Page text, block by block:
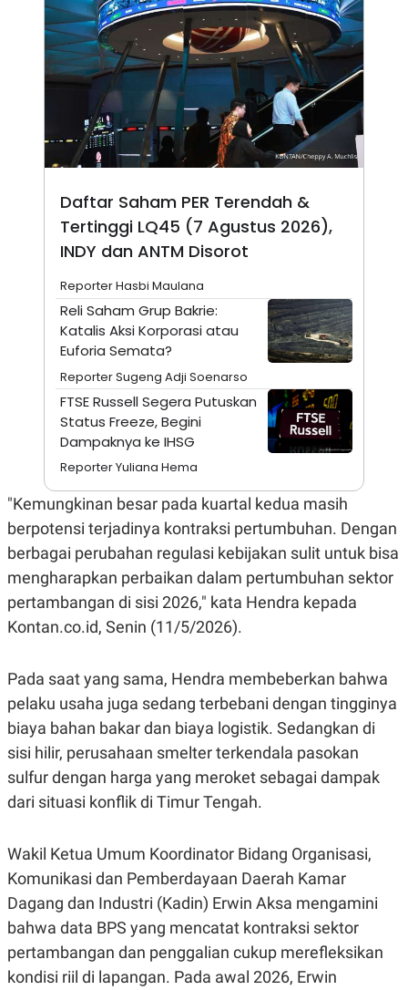
KANAL
A
K
O
N
A
N
T
V
L
I
P
U
S
JARINGAN
O
N
T
A
A
D
E
M
R
E
S
S
E
A
S
E
I
D
L
A
N
K
I
N
Daftar Saham PER Terendah &
Tertinggi LQ45 (7 Agustus 2026),
INDY dan ANTM Disorot
Reporter Hasbi Maulana
Reli Saham Grup Bakrie:
Katalis Aksi Korporasi atau
Euforia Semata?
Reporter Sugeng Adji Soenarso
FTSE Russell Segera Putuskan
Status Freeze, Begini
Dampaknya ke IHSG
Reporter Yuliana Hema
"Kemungkinan besar pada kuartal kedua masih
berpotensi terjadinya kontraksi pertumbuhan. Dengan
berbagai perubahan regulasi kebijakan sulit untuk bisa
mengharapkan perbaikan dalam pertumbuhan sektor
pertambangan di sisi 2026," kata Hendra kepada
Kontan.co.id, Senin (11/5/2026).
Pada saat yang sama, Hendra membeberkan bahwa
pelaku usaha juga sedang terbebani dengan tingginya
biaya bahan bakar dan biaya logistik. Sedangkan di
sisi hilir, perusahaan smelter terkendala pasokan
sulfur dengan harga yang meroket sebagai dampak
dari situasi konflik di Timur Tengah.
Wakil Ketua Umum Koordinator Bidang Organisasi,
Komunikasi dan Pemberdayaan Daerah Kamar
Dagang dan Industri (Kadin) Erwin Aksa mengamini
bahwa data BPS yang mencatat kontraksi sektor
pertambangan dan penggalian cukup merefleksikan
kondisi riil di lapangan. Pada awal 2026, Erwin